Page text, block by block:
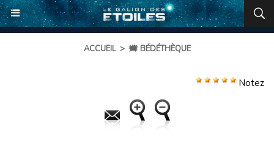
ACCUEIL > 🗯️ BÉDÉTHÈQUE
Notez